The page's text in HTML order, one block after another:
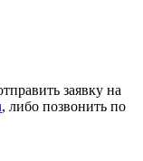
заявку на
, либо позвонить по